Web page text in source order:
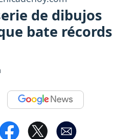
de dibujos
bate récords